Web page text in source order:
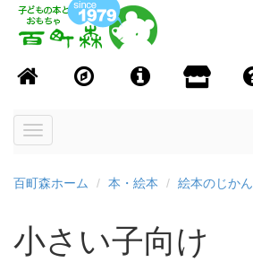
Toggle
百町森ホーム 本・絵本 絵本のじかん
小さい子向け